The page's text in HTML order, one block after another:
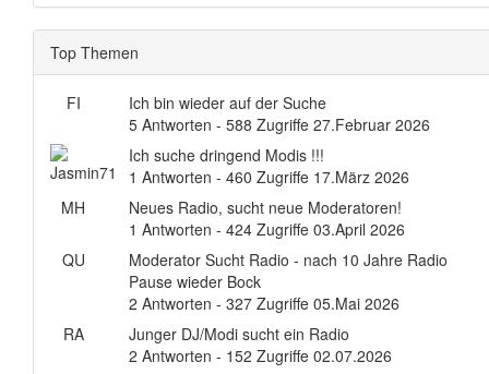
Top Themen
FI
Ich bin wieder auf der Suche
5 Antworten - 588 Zugriffe 27.Februar 2026
Ich suche dringend Modis !!!
1 Antworten - 460 Zugriffe 17.März 2026
MH
Neues Radio, sucht neue Moderatoren!
1 Antworten - 424 Zugriffe 03.April 2026
QU
Moderator Sucht Radio - nach 10 Jahre Radio
Pause wieder Bock
2 Antworten - 327 Zugriffe 05.Mai 2026
RA
Junger DJ/Modi sucht ein Radio
2 Antworten - 152 Zugriffe 02.07.2026